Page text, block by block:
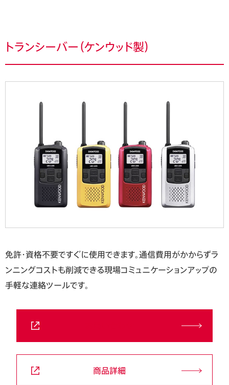
トランシーバー（ケンウッド製）
免許・資格不要ですぐに使用できます。通信費用がかからずラ
ンニングコストも削減できる現場コミュニケーションアップの
手軽な連絡ツールです。
商品詳細